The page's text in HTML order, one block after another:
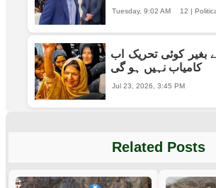
12 |
Tuesday, 9:02 AM
بغیر کوئی تحریک اب
کامیاب نہیں ہو گی
Jul 23, 2026, 3:45 PM
Related Posts